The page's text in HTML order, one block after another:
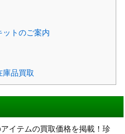
トのご案内
庫品買取
イテムの買取価格を掲載！珍